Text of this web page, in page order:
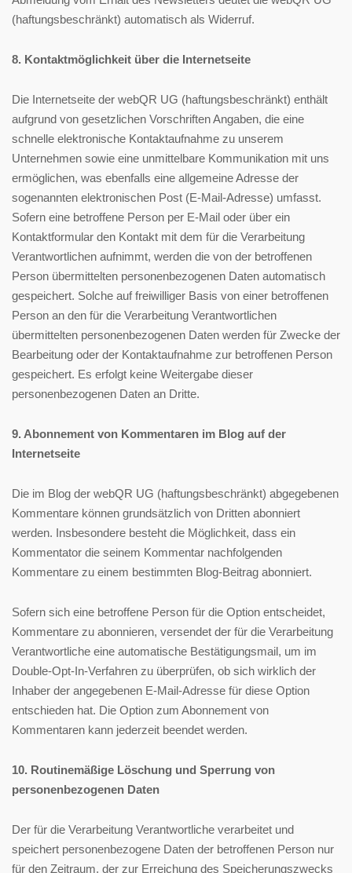
(haftungsbeschränkt) automatisch als Widerruf.
8. Kontaktmöglichkeit über die Internetseite
Die Internetseite der webQR UG (haftungsbeschränkt) enthält
aufgrund von gesetzlichen Vorschriften Angaben, die eine
schnelle elektronische Kontaktaufnahme zu unserem
Unternehmen sowie eine unmittelbare Kommunikation mit uns
ermöglichen, was ebenfalls eine allgemeine Adresse der
sogenannten elektronischen Post (E-Mail-Adresse) umfasst.
Sofern eine betroffene Person per E-Mail oder über ein
Kontaktformular den Kontakt mit dem für die Verarbeitung
Verantwortlichen aufnimmt, werden die von der betroffenen
Person übermittelten personenbezogenen Daten automatisch
gespeichert. Solche auf freiwilliger Basis von einer betroffenen
Person an den für die Verarbeitung Verantwortlichen
übermittelten personenbezogenen Daten werden für Zwecke der
Bearbeitung oder der Kontaktaufnahme zur betroffenen Person
gespeichert. Es erfolgt keine Weitergabe dieser
personenbezogenen Daten an Dritte.
9. Abonnement von Kommentaren im Blog auf der
Internetseite
Die im Blog der webQR UG (haftungsbeschränkt) abgegebenen
Kommentare können grundsätzlich von Dritten abonniert
werden. Insbesondere besteht die Möglichkeit, dass ein
Kommentator die seinem Kommentar nachfolgenden
Kommentare zu einem bestimmten Blog-Beitrag abonniert.
Sofern sich eine betroffene Person für die Option entscheidet,
Kommentare zu abonnieren, versendet der für die Verarbeitung
Verantwortliche eine automatische Bestätigungsmail, um im
Double-Opt-In-Verfahren zu überprüfen, ob sich wirklich der
Inhaber der angegebenen E-Mail-Adresse für diese Option
entschieden hat. Die Option zum Abonnement von
Kommentaren kann jederzeit beendet werden.
10. Routinemäßige Löschung und Sperrung von
personenbezogenen Daten
Der für die Verarbeitung Verantwortliche verarbeitet und
speichert personenbezogene Daten der betroffenen Person nur
für den Zeitraum, der zur Erreichung des Speicherungszwecks